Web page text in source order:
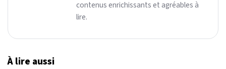
contenus enrichissants et agréables à
lire.
À lire aussi